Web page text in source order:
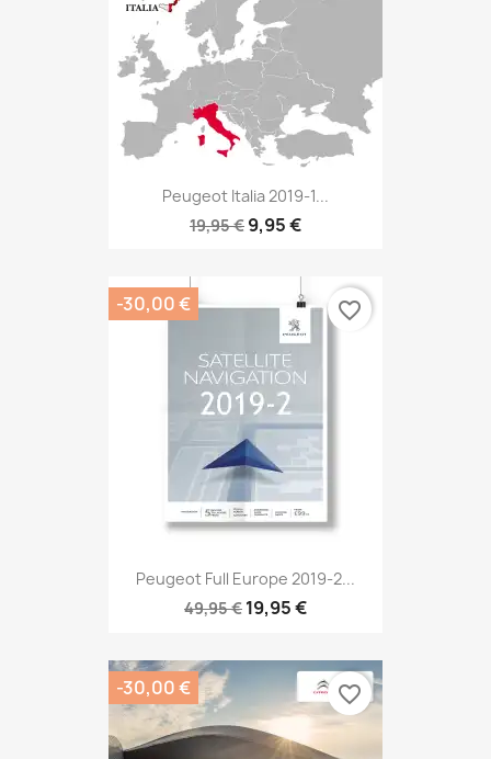
Peugeot Italia 2019-1...
19,95 € 9,95 €
Peugeot Full Europe 2019-2...
49,95 € 19,95 €
-30,00 € favorite_border
-30,00 € favorite_border